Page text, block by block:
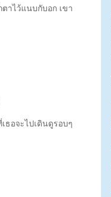
าไว้แนบกับอก เขา
อจะไปเดินดูรอบๆ